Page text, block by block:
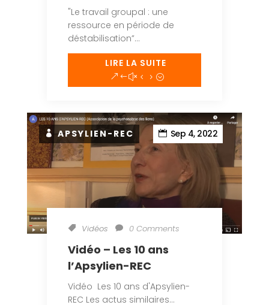
"Le travail groupal : une
ressource en période de
déstabilisation”...
LIRE LA SUITE
APSYLIEN-REC Sep 4, 2022
Vidéos 0 Comments
Vidéo – Les 10 ans
l’Apsylien-REC
Vidéo Les 10 ans d'Apsylien-
REC Les actus similaires...